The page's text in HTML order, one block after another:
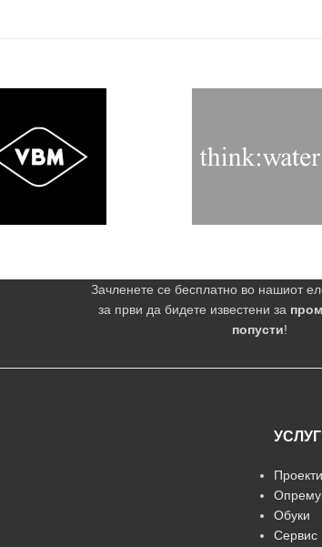
Зачленете се бесплатно во нашиот
за први да бидете известени за
попусти!
Обуки
Сервис